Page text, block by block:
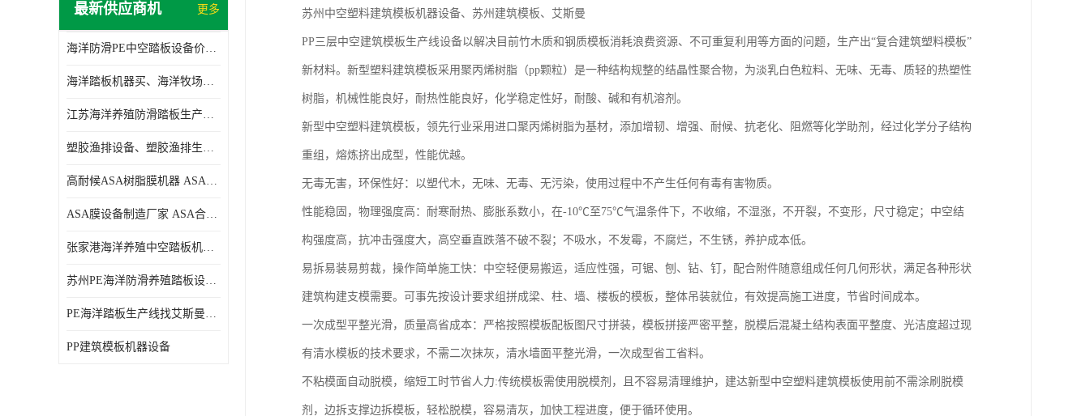
最新供应商机 更多
海洋防滑PE中空踏板设备价格、中空塑料海洋踏板设备价格
海洋踏板机器买、海洋牧场生产线买、塑料踏板设备买
江苏海洋养殖防滑踏板生产线、江苏海洋养殖防滑踏板设备
塑胶渔排设备、塑胶渔排生产线、海洋踏板设备
高耐候ASA树脂膜机器 ASA装饰流延薄膜机器
ASA膜设备制造厂家 ASA合成树脂瓦膜设备制造口碑厂家
张家港海洋养殖中空踏板机器价格、苏州专业生产制造PE塑胶渔排防滑踏板设备
苏州PE海洋防滑养殖踏板设备哪家专业、PE海洋防滑中空踏板生产线哪家专业
PE海洋踏板生产线找艾斯曼机械、海洋踏板机器找艾斯曼、PE防滑海洋养殖踏板设备价格
PP建筑模板机器设备
苏州中空塑料建筑模板机器设备、苏州建筑模板、艾斯曼
PP三层中空建筑模板生产线设备以解决目前竹木质和钢质模板消耗浪费资源、不可重复利用等方面的问题，生产出“复合建筑塑料模板”
新材料。新型塑料建筑模板采用聚丙烯树脂（pp颗粒）是一种结构规整的结晶性聚合物，为淡乳白色粒料、无味、无毒、质轻的热塑性
树脂，机械性能良好，耐热性能良好，化学稳定性好，耐酸、碱和有机溶剂。
新型中空塑料建筑模板，领先行业采用进口聚丙烯树脂为基材，添加增韧、增强、耐候、抗老化、阻燃等化学助剂，经过化学分子结构
重组，熔炼挤出成型，性能优越。
无毒无害，环保性好：以塑代木，无味、无毒、无污染，使用过程中不产生任何有毒有害物质。
性能稳固，物理强度高：耐寒耐热、膨胀系数小，在-10℃至75℃气温条件下，不收缩，不湿涨，不开裂，不变形，尺寸稳定；中空结
构强度高，抗冲击强度大，高空垂直跌落不破不裂；不吸水，不发霉，不腐烂，不生锈，养护成本低。
易拆易装易剪裁，操作简单施工快：中空轻便易搬运，适应性强，可锯、刨、钻、钉，配合附件随意组成任何几何形状，满足各种形状
建筑构建支模需要。可事先按设计要求组拼成梁、柱、墙、楼板的模板，整体吊装就位，有效提高施工进度，节省时间成本。
一次成型平整光滑，质量高省成本：严格按照模板配板图尺寸拼装，模板拼接严密平整，脱模后混凝土结构表面平整度、光洁度超过现
有清水模板的技术要求，不需二次抹灰，清水墙面平整光滑，一次成型省工省料。
不粘模面自动脱模，缩短工时节省人力:传统模板需使用脱模剂，且不容易清理维护，建达新型中空塑料建筑模板使用前不需涂刷脱模
剂，边拆支撑边拆模板，轻松脱模，容易清灰，加快工程进度，便于循环使用。